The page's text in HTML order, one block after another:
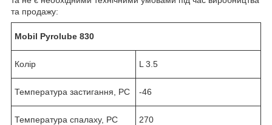
та продажу:
Mobil Pyrolube 830
Колір L 3.5
Температура застигання, PC -46
Температура спалаху, PC 270